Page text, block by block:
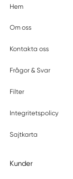
Hem
Om oss
Kontakta oss
Frågor & Svar
Filter
Integritetspolicy
Sajtkarta
Kunder